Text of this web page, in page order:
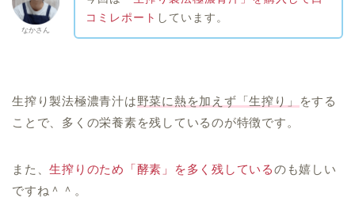
なかさん
コミレポート しています。
生搾り製法極濃青汁は野菜に熱を加えず「生搾り」
をする
ことで、多くの栄養素を残しているのが特徴です。
また、生搾りのため「酵素」を多く残しているのも嬉しい
ですね＾＾。